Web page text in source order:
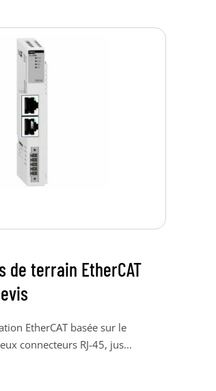
de terrain EtherCAT
EtherCAT basée sur le
connecteurs RJ-45, jus...